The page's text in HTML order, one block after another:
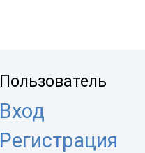
Пользователь
Вход
Регистрация